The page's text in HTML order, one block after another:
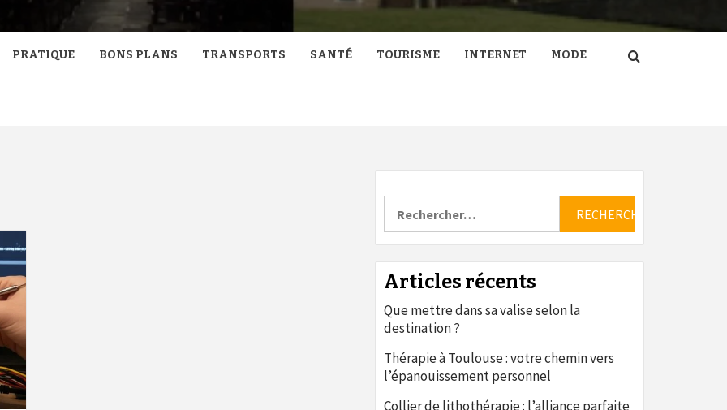
PRATIQUE BONS PLANS TRANSPORTS SANTÉ TOURISME INTERNET MODE
Articles récents
Que mettre dans sa valise selon la
destination ?
Thérapie à Toulouse : votre chemin vers
l’épanouissement personnel
Collier de lithothérapie : l’alliance parfaite